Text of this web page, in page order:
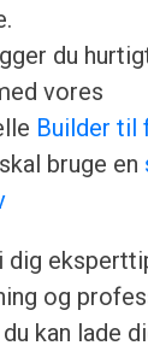
du
vores
Builder til
bruge en
dig
og
kan lade